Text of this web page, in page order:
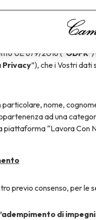
DEI
3, 20121 Milano (MI),
UE 679/2016 (“GDPR
Privacy”), che i Vostri
nome,
ad una
“Lavora Con
previo consenso, per le
di